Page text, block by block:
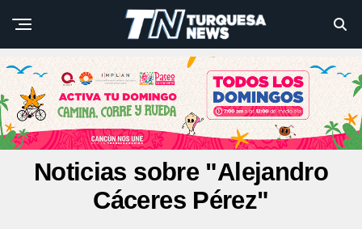
Noticias sobre "Alejandro
Cáceres Pérez"